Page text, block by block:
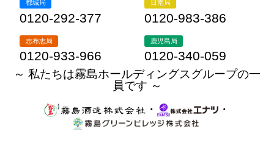
都城局
0120-292-377
日南局
0120-983-386
志布志局
0120-933-966
鹿児島局
0120-340-059
～ 私たちは霧島ホールディングスグループの一
員です ～
・
・